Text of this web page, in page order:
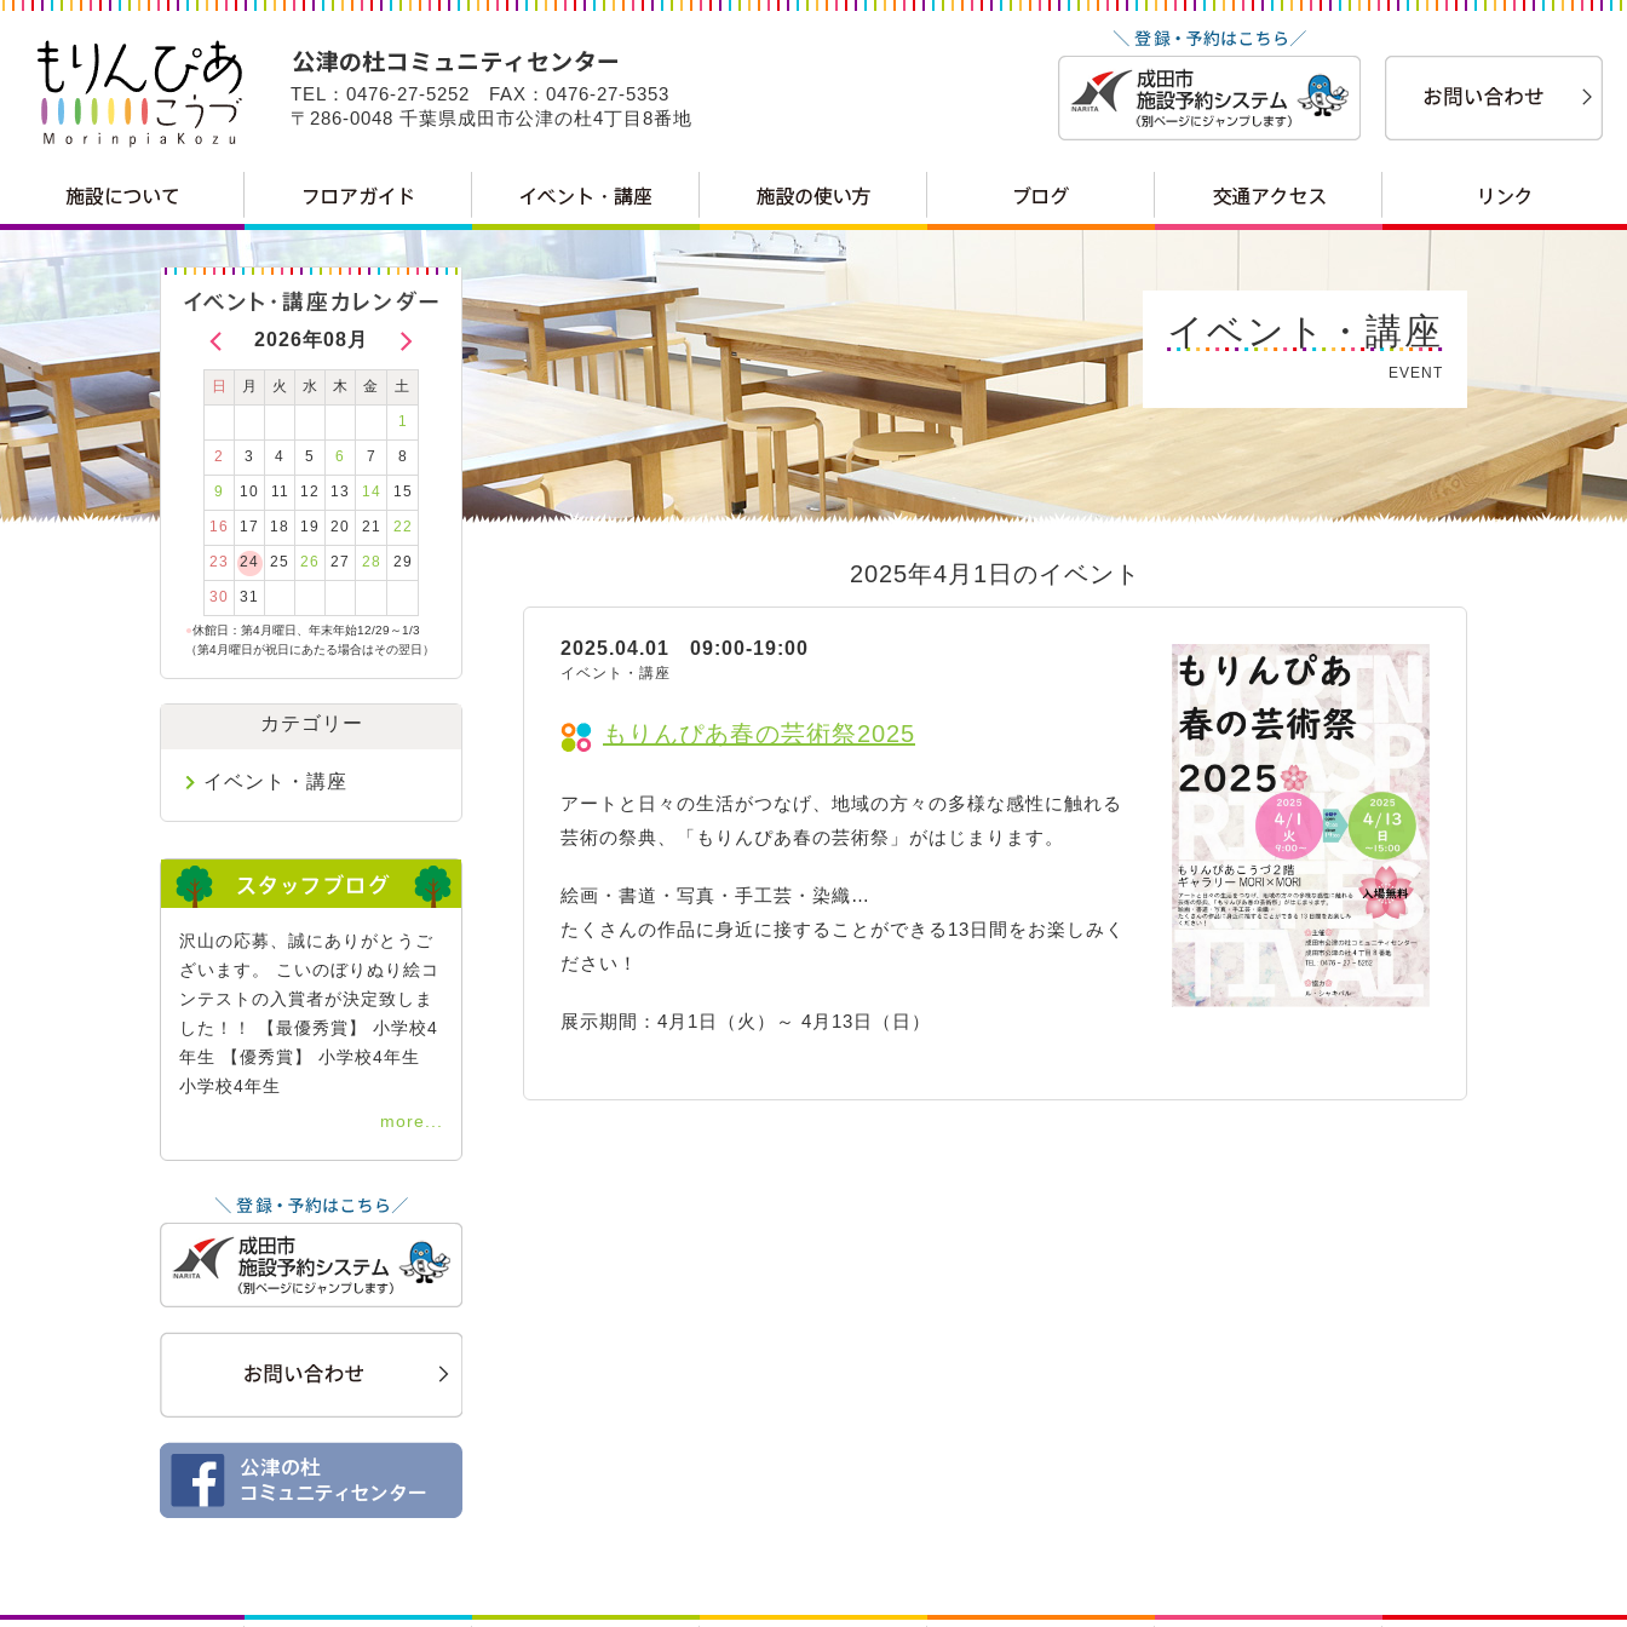
TEL：0476-27-5252 FAX：0476-27-5353
〒286-0048 千葉県成田市公津の杜4丁目8番地
イベント・講座
EVENT
2025年4月1日のイベント
もりんぴあ春の芸術祭2025
2025.04.01 09:00-19:00
イベント・講座
アートと日々の生活がつなげ、地域の方々の多様な感性に触れる
芸術の祭典、「もりんぴあ春の芸術祭」がはじまります。
絵画・書道・写真・手工芸・染織…
たくさんの作品に身近に接することができる13日間をお楽しみく
ださい！
展示期間：4月1日（火）～ 4月13日（日）
2026年08月
日 月 火 水 木 金 土
1
2 3 4 5 6 7 8
9 10 11 12 13 14 15
16 17 18 19 20 21 22
23 24 25 26 27 28 29
30 31
●休館日：第4月曜日、年末年始12/29～1/3
（第4月曜日が祝日にあたる場合はその翌日）
カテゴリー
イベント・講座
沢山の応募、誠にありがとうご
ざいます。 こいのぼりぬり絵コ
ンテストの入賞者が決定致しま
した！！ 【最優秀賞】 小学校4
年生 【優秀賞】 小学校4年生
小学校4年生
more...